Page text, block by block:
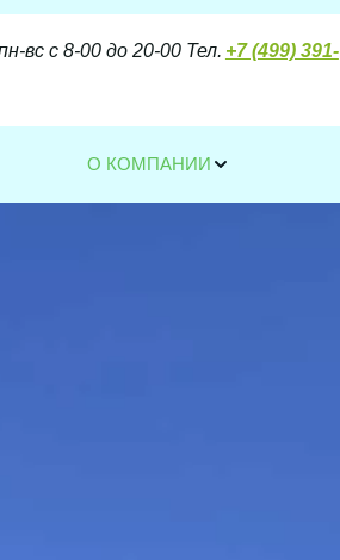
вс с 8-00 до 20-00 Тел. +7 (499) 391-
О КОМПАНИИ